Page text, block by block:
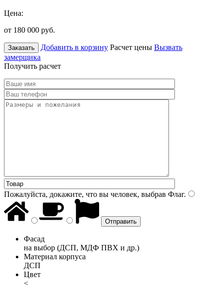
Цена:
от 180 000 руб.
Заказать Добавить в корзину Расчет цены Вызвать
замерщика
Получить расчет
Пожалуйста, докажите, что вы человек, выбрав Флаг.
Фасад
на выбор (ДСП, МДФ ПВХ и др.)
Материал корпуса
ДСП
Цвет
<